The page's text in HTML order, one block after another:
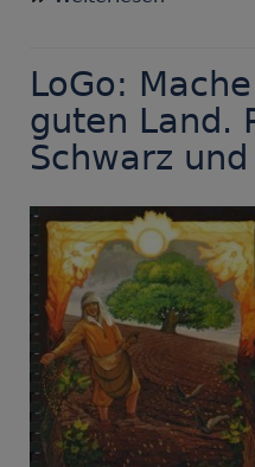
zum
Online
Jamp
Time
LoGo:
guten Land.
Schwarz und